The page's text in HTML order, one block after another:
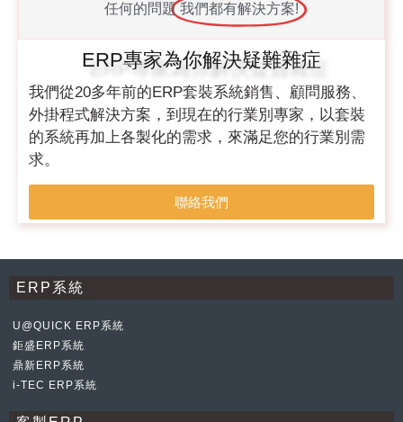
任何的問題 我們都有解決方案!
ERP專家為你解決疑難雜症
我們從20多年前的ERP套裝系統銷售、顧問服務、
外掛程式解決方案，到現在的行業別專家，以套裝
的系統再加上各製化的需求，來滿足您的行業別需
求。
聯絡我們
ERP系統
U@QUICK ERP系統
鉅盛ERP系統
鼎新ERP系統
i-TEC ERP系統